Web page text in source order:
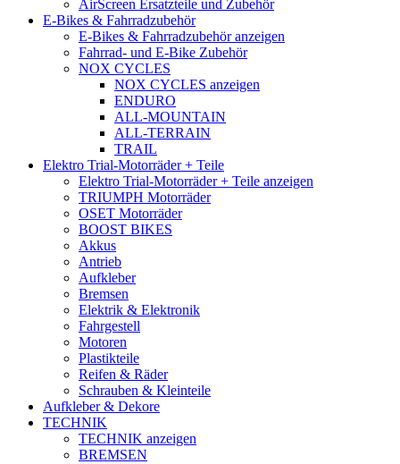
AirScreen Ersatzteile und Zubehör
E-Bikes & Fahrradzubehör
E-Bikes & Fahrradzubehör anzeigen
Fahrrad- und E-Bike Zubehör
NOX CYCLES
NOX CYCLES anzeigen
ENDURO
ALL-MOUNTAIN
ALL-TERRAIN
TRAIL
Elektro Trial-Motorräder + Teile
Elektro Trial-Motorräder + Teile anzeigen
TRIUMPH Motorräder
OSET Motorräder
BOOST BIKES
Akkus
Antrieb
Aufkleber
Bremsen
Elektrik & Elektronik
Fahrgestell
Motoren
Plastikteile
Reifen & Räder
Schrauben & Kleinteile
Aufkleber & Dekore
TECHNIK
TECHNIK anzeigen
BREMSEN